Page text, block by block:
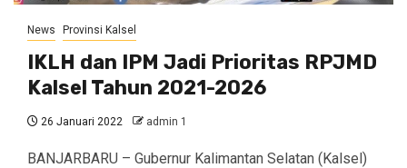
News Provinsi Kalsel
IKLH dan IPM Jadi Prioritas RPJMD
Kalsel Tahun 2021-2026
26 Januari 2022 admin 1
BANJARBARU – Gubernur Kalimantan Selatan (Kalsel)